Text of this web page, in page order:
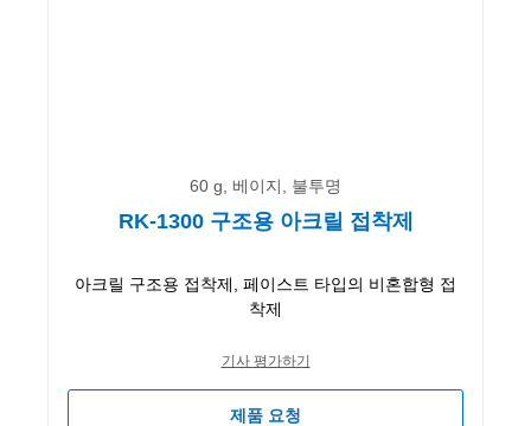
60 g, 베이지, 불투명
RK-1300 구조용 아크릴 접착제
아크릴 구조용 접착제, 페이스트 타입의 비혼합형 접
착제
기사 평가하기
제품 요청